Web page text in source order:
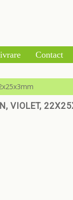
Contact
VIOLET,